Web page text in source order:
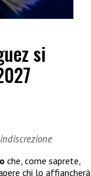
si
che, come saprete,
chi lo affiancherà